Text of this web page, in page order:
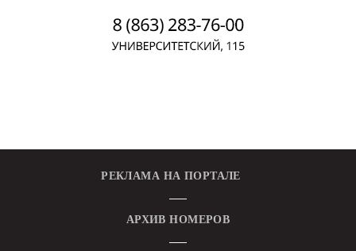
РЕКЛАМА НА ПОРТАЛЕ
АРХИВ НОМЕРОВ